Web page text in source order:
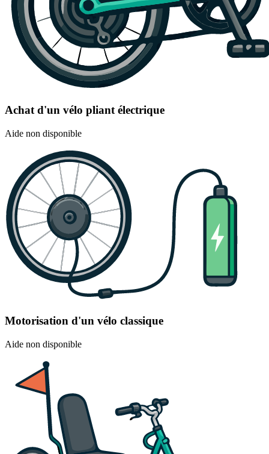
Achat d'un vélo pliant électrique
Aide non disponible
Motorisation d'un vélo classique
Aide non disponible